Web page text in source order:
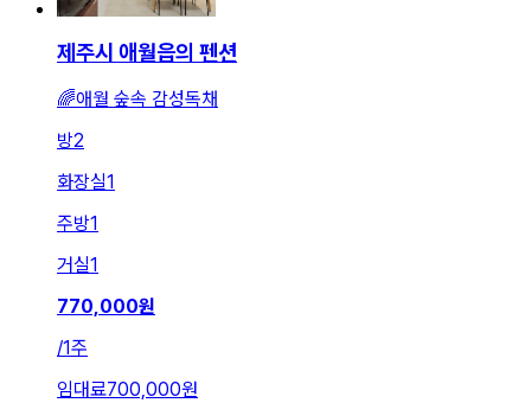
제주시 애월읍의 펜션
🌈애월 숲속 감성독채
방2
화장실1
주방1
거실1
770,000원
/1주
임대료700,000원